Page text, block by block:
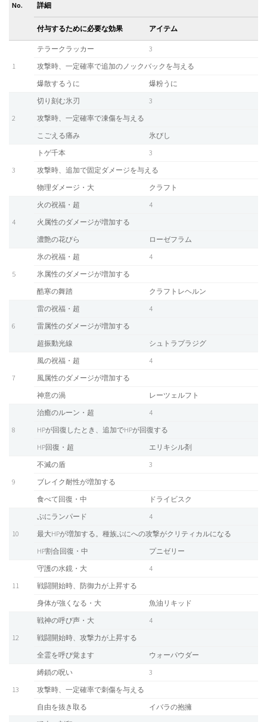
No. 詳細
付与するために必要な効果 アイテム
1
テラークラッカー
3
攻撃時、一定確率で追加のノックバックを与える
爆散するうに
爆粉うに
2
切り刻む氷刃
3
攻撃時、一定確率で凍傷を与える
こごえる痛み
氷びし
3
トゲ千本
3
攻撃時、追加で固定ダメージを与える
物理ダメージ・大
クラフト
4
火の祝福・超
4
火属性のダメージが増加する
濃艶の花びら
ローゼフラム
5
氷の祝福・超
4
氷属性のダメージが増加する
酷寒の舞踏
クラフトレヘルン
6
雷の祝福・超
4
雷属性のダメージが増加する
超振動光線
シュトラプラジグ
7
風の祝福・超
4
風属性のダメージが増加する
神意の渦
レーツェルフト
8
治癒のルーン・超
4
HPが回復したとき、追加でHPが回復する
HP回復・超
エリキシル剤
9
不滅の盾
3
ブレイク耐性が増加する
食べて回復・中
ドライビスク
10
ぷにランパード
4
最大HPが増加する。種族ぷにへの攻撃がクリティカルになる
HP割合回復・中
プニゼリー
11
守護の水鏡・大
4
戦闘開始時、防御力が上昇する
身体が強くなる・大
魚油リキッド
12
戦神の呼び声・大
4
戦闘開始時、攻撃力が上昇する
全霊を呼び覚ます
ウォーパウダー
13
縛鎖の呪い
3
攻撃時、一定確率で刺傷を与える
自由を抜き取る
イバラの抱擁